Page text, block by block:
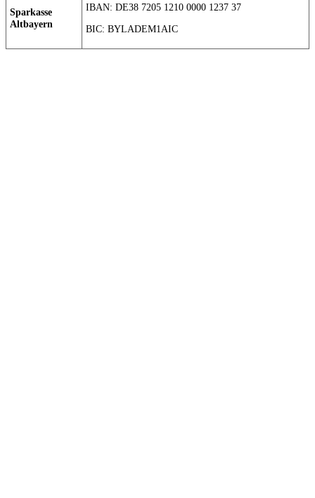
Sparkasse
Altbayern
IBAN: DE38 7205 1210 0000 1237 37
BIC: BYLADEM1AIC